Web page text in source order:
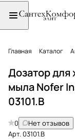
Главная Каталог
Дозатор для
мыла Nofer
03101.B
0
Нет отзывов
Арт.03101.B